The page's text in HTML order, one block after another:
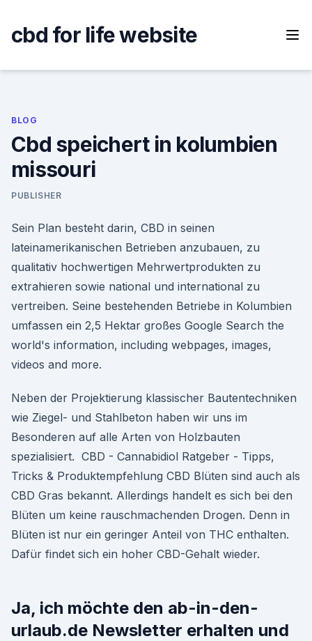
content
cbd for life website
BLOG
Cbd speichert in kolumbien
missouri
PUBLISHER
Sein Plan besteht darin, CBD in seinen
lateinamerikanischen Betrieben anzubauen, zu
qualitativ hochwertigen Mehrwertprodukten zu
extrahieren sowie national und international zu
vertreiben. Seine bestehenden Betriebe in Kolumbien
umfassen ein 2,5 Hektar großes Google Search the
world's information, including webpages, images,
videos and more.
Neben der Projektierung klassischer Bautentechniken
wie Ziegel- und Stahlbeton haben wir uns im
Besonderen auf alle Arten von Holzbauten
spezialisiert. ️ CBD - Cannabidiol Ratgeber - Tipps,
Tricks & Produktempfehlung CBD Blüten sind auch als
CBD Gras bekannt. Allerdings handelt es sich bei den
Blüten um keine rauschmachenden Drogen. Denn in
Blüten ist nur ein geringer Anteil von THC enthalten.
Dafür findet sich ein hoher CBD-Gehalt wieder.
Ja, ich möchte den ab-in-den-
urlaub.de Newsletter erhalten und